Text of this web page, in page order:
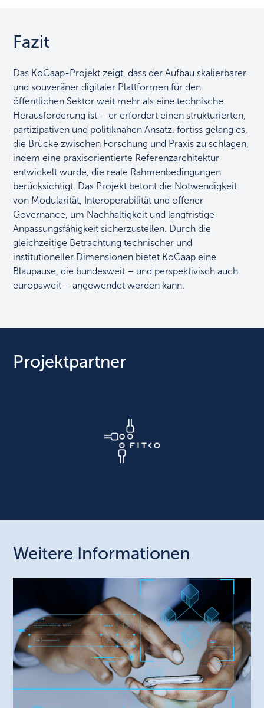
Fazit
Das KoGaap-Projekt zeigt, dass der Aufbau skalierbarer
und souveräner digitaler Plattformen für den
öffentlichen Sektor weit mehr als eine technische
Herausforderung ist – er erfordert einen strukturierten,
partizipativen und politiknahen Ansatz. fortiss gelang es,
die Brücke zwischen Forschung und Praxis zu schlagen,
indem eine praxisorientierte Referenzarchitektur
entwickelt wurde, die reale Rahmenbedingungen
berücksichtigt. Das Projekt betont die Notwendigkeit
von Modularität, Interoperabilität und offener
Governance, um Nachhaltigkeit und langfristige
Anpassungsfähigkeit sicherzustellen. Durch die
gleichzeitige Betrachtung technischer und
institutioneller Dimensionen bietet KoGaap eine
Blaupause, die bundesweit – und perspektivisch auch
europaweit – angewendet werden kann.
Projektpartner
Weitere Informationen